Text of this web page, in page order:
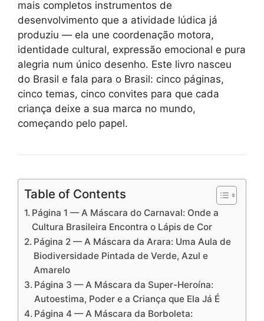
mais completos instrumentos de
desenvolvimento que a atividade lúdica já
produziu — ela une coordenação motora,
identidade cultural, expressão emocional e pura
alegria num único desenho. Este livro nasceu
do Brasil e fala para o Brasil: cinco páginas,
cinco temas, cinco convites para que cada
criança deixe a sua marca no mundo,
começando pelo papel.
Table of Contents
Página 1 — A Máscara do Carnaval: Onde a
Cultura Brasileira Encontra o Lápis de Cor
Página 2 — A Máscara da Arara: Uma Aula de
Biodiversidade Pintada de Verde, Azul e
Amarelo
Página 3 — A Máscara da Super-Heroína:
Autoestima, Poder e a Criança que Ela Já É
Página 4 — A Máscara da Borboleta: